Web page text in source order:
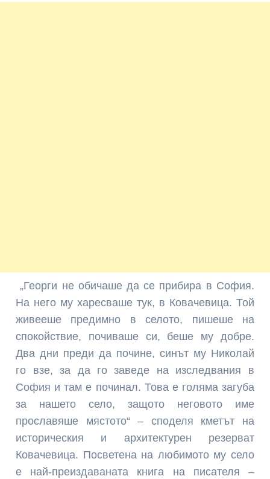
„Георги не обичаше да се прибира в София.
На него му харесваше тук, в Ковачеви­ца. Той
живееше предимно в селото, пишеше на
спокой­ствие, почиваше си, беше му добре.
Два дни преди да почине, синът му Николай
го взе, за да го заведе на изследвания в
София и там е починал. Това е голяма за­губа
за нашето село, защото неговото име
прославяше мястото“ – споделя кметът на
историческия и архитек­турен резерват
Ковачевица. Посветена на любимото му село
е най-преиздаваната книга на писателя –